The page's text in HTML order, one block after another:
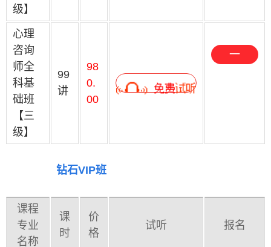
级】
心理
咨询
师全
科基
础班
【三
级】
99
讲
98
0.
00
一
钻石VIP班
课程
专业
名称
课
时
价
格
试听 报名